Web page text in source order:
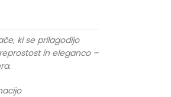
ki se prilagodijo
in eleganco –